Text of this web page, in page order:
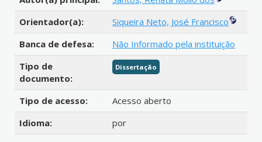
Orientador(a):
Siqueira Neto, José Francisco
Banca de defesa:
Não Informado pela instituição
Tipo de
documento:
Dissertação
Tipo de acesso:
Acesso aberto
Idioma:
por